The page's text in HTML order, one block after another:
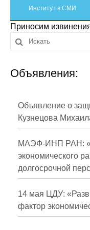
Отчетность
Материалы
Публикации
Научная жизнь
Проблемы
О
Номера
Институт в СМИ
Приносим
Объявления:
Объявление о
Кузнецова
МАЭФ-ИНП РАН:
экономического
долгосрочной
14 мая ЦДУ:
фактор